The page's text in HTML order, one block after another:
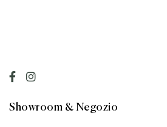
Showroom & Negozio